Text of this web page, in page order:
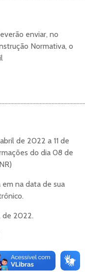
enviar, no
Normativa, o
de 2022 a 11 de
do dia 08 de
na data de sua
de 2022.